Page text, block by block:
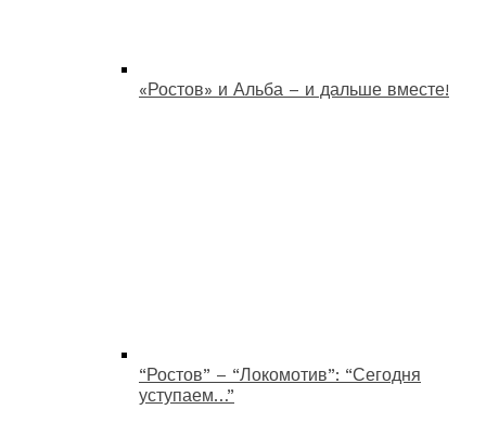
«Ростов» и Альба – и дальше вместе!
“Ростов” – “Локомотив”: “Сегодня
уступаем…”